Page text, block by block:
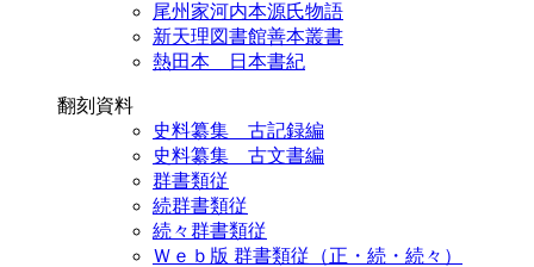
尾州家河内本源氏物語
新天理図書館善本叢書
熱田本 日本書紀
翻刻資料
史料纂集 古記録編
史料纂集 古文書編
群書類従
続群書類従
続々群書類従
Ｗｅｂ版 群書類従（正・続・続々）